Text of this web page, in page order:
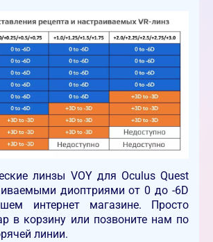
линзы VOY для Oculus Quest
диоптриями от 0 до -6D
интернет магазине. Просто
в корзину или позвоните нам по
линии.